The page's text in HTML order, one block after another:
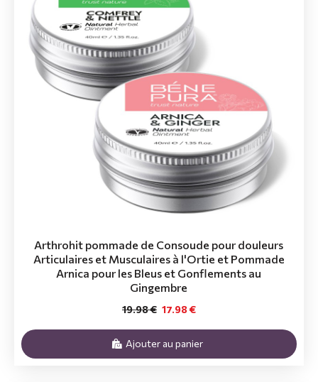
Arthrohit pommade de Consoude pour douleurs
Articulaires et Musculaires à l'Ortie et Pommade
Arnica pour les Bleus et Gonflements au
Gingembre
17.98 €
19.98 €
Ajouter au panier